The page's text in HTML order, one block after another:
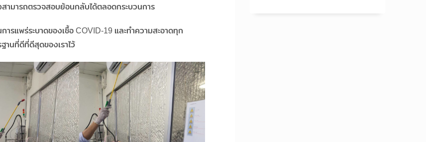
มารถตรวจสอบย้อนกลับได้ตลอดกระบวนการ
รแพร่ระบาดของเชื้อ COVID-19 และทำความสะอาดทุก
านที่ดีที่ดีสุดของเราไว้